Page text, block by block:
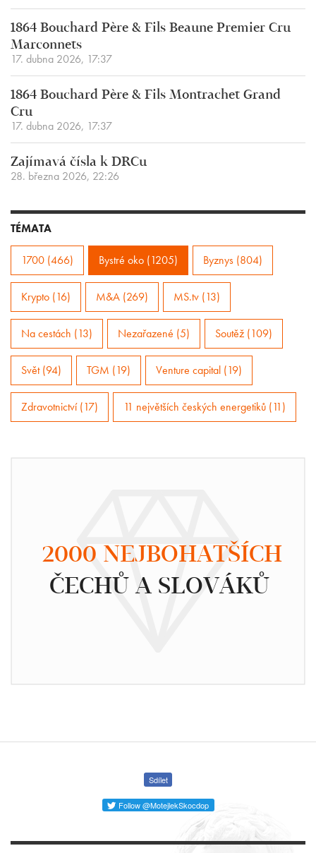
1864 Bouchard Père & Fils Beaune Premier Cru
Marconnets
17. dubna 2026, 17:37
1864 Bouchard Père & Fils Montrachet Grand
Cru
17. dubna 2026, 17:37
Zajímavá čísla k DRCu
28. března 2026, 22:26
TÉMATA
1700 (466) Bystré oko (1205) Byznys (804)
Krypto (16) M&A (269) MS.tv (13)
Na cestách (13) Nezařazené (5) Soutěž (109)
Svět (94) TGM (19) Venture capital (19)
Zdravotnictví (17) 11 největších českých energetiků (11)
2000 NEJBOHATŠÍCH
ČECHŮ A SLOVÁKŮ
Sdílet
Follow @MotejlekSkocdop